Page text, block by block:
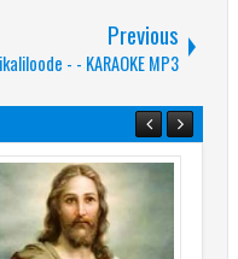
Previous
- - KARAOKE MP3